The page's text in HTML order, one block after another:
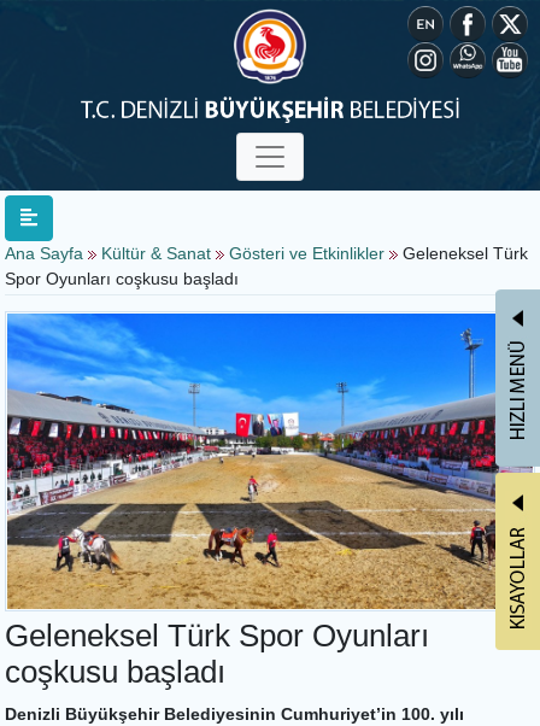
Ana Sayfa Kültür & Sanat Gösteri ve Etkinlikler
Geleneksel Türk
Spor Oyunları coşkusu başladı
Geleneksel Türk Spor Oyunları
coşkusu başladı
Denizli Büyükşehir Belediyesinin Cumhuriyet’in 100. yılı